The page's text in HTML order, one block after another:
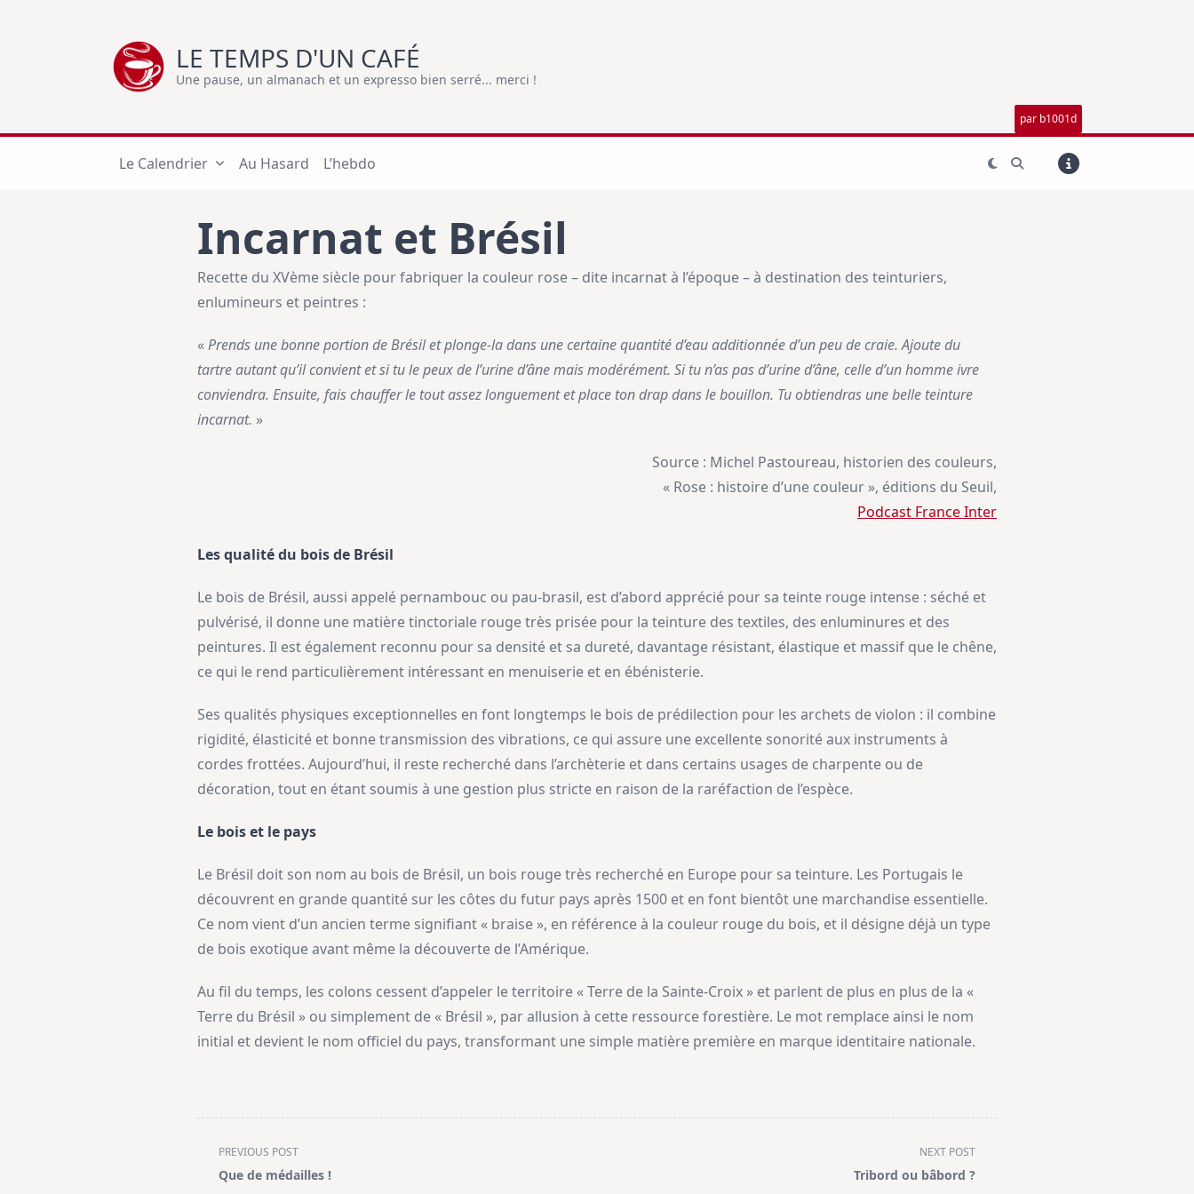
LE TEMPS D'UN CAFÉ
Une pause, un almanach et un expresso bien serré... merci !
par b1001d
Le Calendrier Au Hasard L’hebdo
Incarnat et Brésil
Recette du XVème siècle pour fabriquer la couleur rose – dite incarnat à l’époque – à destination des teinturiers,
enlumineurs et peintres :
«Prends une bonne portion de Brésil et plonge-la dans une certaine quantité d’eau additionnée d’un peu de craie. Ajoute du
tartre autant qu’il convient et si tu le peux de l’urine d’âne mais modérément. Si tu n’as pas d’urine d’âne, celle d’un homme ivre
conviendra. Ensuite, fais chauffer le tout assez longuement et place ton drap dans le bouillon. Tu obtiendras une belle teinture
incarnat. »
Source : Michel Pastoureau, historien des couleurs,
« Rose : histoire d’une couleur », éditions du Seuil,
Podcast France Inter
Les qualité du bois de Brésil
Le bois de Brésil, aussi appelé pernambouc ou pau‑brasil, est d’abord apprécié pour sa teinte rouge intense : séché et
pulvérisé, il donne une matière tinctoriale rouge très prisée pour la teinture des textiles, des enluminures et des
peintures. Il est également reconnu pour sa densité et sa dureté, davantage résistant, élastique et massif que le chêne,
ce qui le rend particulièrement intéressant en menuiserie et en ébénisterie.
Ses qualités physiques exceptionnelles en font longtemps le bois de prédilection pour les archets de violon : il combine
rigidité, élasticité et bonne transmission des vibrations, ce qui assure une excellente sonorité aux instruments à
cordes frottées. Aujourd’hui, il reste recherché dans l’archèterie et dans certains usages de charpente ou de
décoration, tout en étant soumis à une gestion plus stricte en raison de la raréfaction de l’espèce.
Le bois et le pays
Le Brésil doit son nom au bois de Brésil, un bois rouge très recherché en Europe pour sa teinture. Les Portugais le
découvrent en grande quantité sur les côtes du futur pays après 1500 et en font bientôt une marchandise essentielle.
Ce nom vient d’un ancien terme signifiant « braise », en référence à la couleur rouge du bois, et il désigne déjà un type
de bois exotique avant même la découverte de l’Amérique.
Au fil du temps, les colons cessent d’appeler le territoire « Terre de la Sainte‑Croix » et parlent de plus en plus de la «
Terre du Brésil » ou simplement de « Brésil », par allusion à cette ressource forestière. Le mot remplace ainsi le nom
initial et devient le nom officiel du pays, transformant une simple matière première en marque identitaire nationale.
<span
class="nav-
PREVIOUS POST
Que de médailles !
NEXT POST
Tribord ou bâbord ?